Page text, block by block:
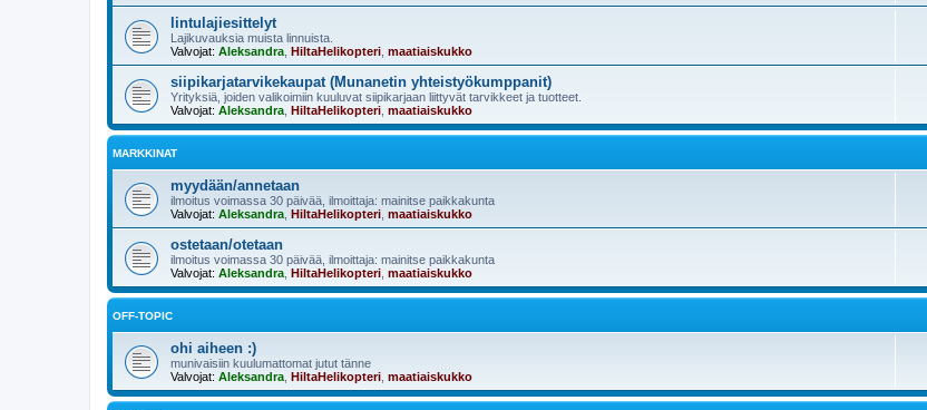
lintulajiesittelyt
Lajikuvauksia muista linnuista.
Valvojat: Aleksandra HiltaHelikopteri maatiaiskukko
siipikarjatarvikekaupat (Munanetin yhteistyökumppanit)
Yrityksiä, joiden valikoimiin kuuluvat siipikarjaan liittyvät tarvikkeet ja tuotteet.
Valvojat: Aleksandra HiltaHelikopteri maatiaiskukko
MARKKINAT
myydään/annetaan
ilmoitus voimassa 30 päivää, ilmoittaja: mainitse paikkakunta
Valvojat: Aleksandra HiltaHelikopteri maatiaiskukko
ostetaan/otetaan
ilmoitus voimassa 30 päivää, ilmoittaja: mainitse paikkakunta
Valvojat: Aleksandra HiltaHelikopteri maatiaiskukko
OFF-TOPIC
ohi aiheen :)
munivaisiin kuulumattomat jutut tänne
Valvojat: Aleksandra HiltaHelikopteri maatiaiskukko